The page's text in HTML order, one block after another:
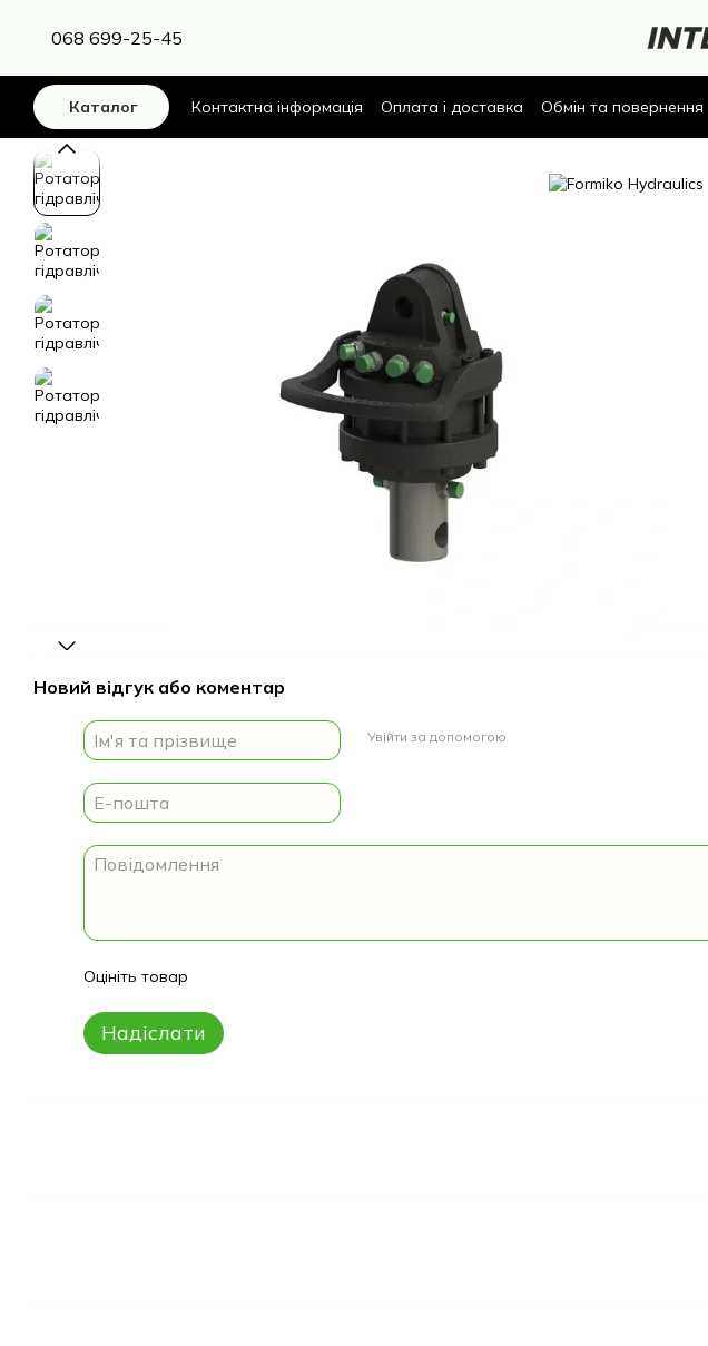
068 699-25-45
Каталог Контактна інформація Оплата і доставка Обмін та повернення
Доставка
Новий відгук або коментар
Увійти за допомогою
Оцініть товар
Надіслати